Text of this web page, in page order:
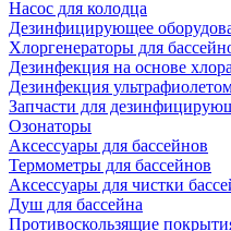
Насос для колодца
Дезинфицирующее
Хлоргенераторы для
Дезинфекция на основе
Дезинфекция
Запчасти для
Озонаторы
Аксессуары для бассейнов
Термометры для бассейнов
Аксессуары для чистки
Душ для бассейна
Противоскользящие